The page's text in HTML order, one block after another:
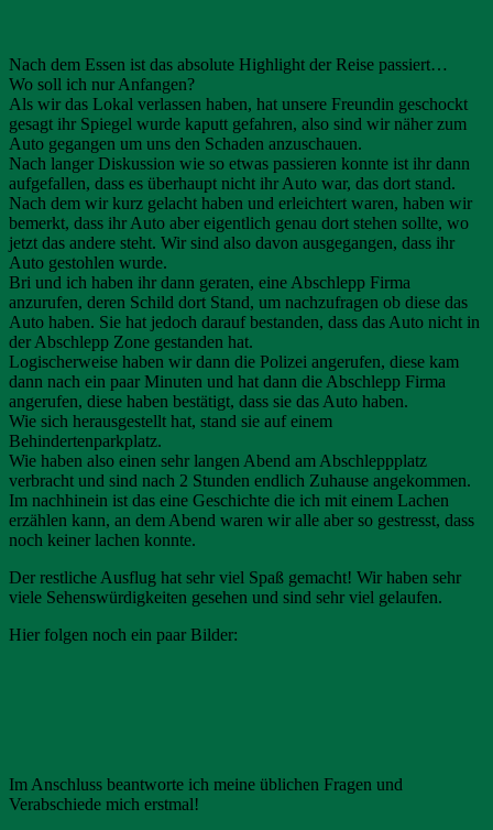
Nach dem Essen ist das absolute Highlight der Reise passiert…
Wo soll ich nur Anfangen?
Als wir das Lokal verlassen haben, hat unsere Freundin geschockt
gesagt ihr Spiegel wurde kaputt gefahren, also sind wir näher zum
Auto gegangen um uns den Schaden anzuschauen.
Nach langer Diskussion wie so etwas passieren konnte ist ihr dann
aufgefallen, dass es überhaupt nicht ihr Auto war, das dort stand.
Nach dem wir kurz gelacht haben und erleichtert waren, haben wir
bemerkt, dass ihr Auto aber eigentlich genau dort stehen sollte, wo
jetzt das andere steht. Wir sind also davon ausgegangen, dass ihr
Auto gestohlen wurde.
Bri und ich haben ihr dann geraten, eine Abschlepp Firma
anzurufen, deren Schild dort Stand, um nachzufragen ob diese das
Auto haben. Sie hat jedoch darauf bestanden, dass das Auto nicht in
der Abschlepp Zone gestanden hat.
Logischerweise haben wir dann die Polizei angerufen, diese kam
dann nach ein paar Minuten und hat dann die Abschlepp Firma
angerufen, diese haben bestätigt, dass sie das Auto haben.
Wie sich herausgestellt hat, stand sie auf einem
Behindertenparkplatz.
Wie haben also einen sehr langen Abend am Abschleppplatz
verbracht und sind nach 2 Stunden endlich Zuhause angekommen.
Im nachhinein ist das eine Geschichte die ich mit einem Lachen
erzählen kann, an dem Abend waren wir alle aber so gestresst, dass
noch keiner lachen konnte.
Der restliche Ausflug hat sehr viel Spaß gemacht! Wir haben sehr
viele Sehenswürdigkeiten gesehen und sind sehr viel gelaufen.
Hier folgen noch ein paar Bilder:
Im Anschluss beantworte ich meine üblichen Fragen und
Verabschiede mich erstmal!